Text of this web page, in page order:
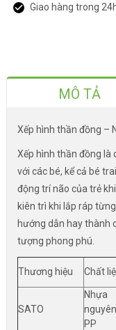
Giao hàng trong
MÔ TẢ
Xếp hình thần đồng –
Xếp hình thần đồng là
với các bé, kể cả bé
động trí não của trẻ
kiên trì khi lắp ráp
hướng dẫn hay thành
tượng phong phú.
Thương hiệu Chất
SATO
Nhựa
PP